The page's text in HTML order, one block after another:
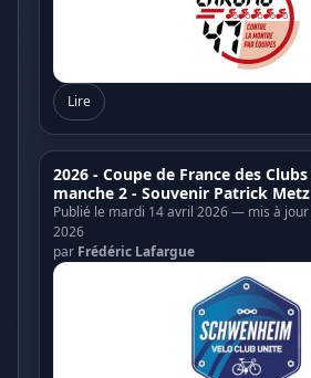
Lire
2026 - Coupe de France des
manche 2 - Souvenir Patrick Metz
Publié le mardi 14 avril 2026 — mis à
2026
par Frédéric Lafargue